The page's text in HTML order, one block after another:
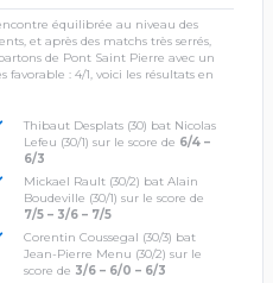
équilibrée au niveau des
et après des matchs très serrés,
de Pont Saint Pierre avec un
favorable : 4/1, voici les résultats en
Thibaut Desplats (30) bat Nicolas
Lefeu (30/1) sur le score de 6/4 –
6/3
Mickael Rault (30/2) bat Alain
Boudeville (30/1) sur le score de
7/5 – 3/6 – 7/5
Corentin Coussegal (30/3) bat
Jean-Pierre Menu (30/2) sur le
score de 3/6 – 6/0 – 6/3